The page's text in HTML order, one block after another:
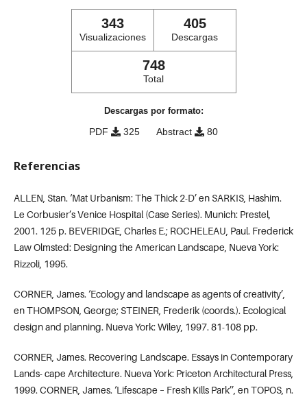
343
Visualizaciones
405
Descargas
748
Total
Descargas por formato:
PDF 325 Abstract 80
Referencias
ALLEN, Stan. ‘Mat Urbanism: The Thick 2-D’ en SARKIS, Hashim.
Le Corbusier’s Venice Hospital (Case Series). Munich: Prestel,
2001. 125 p. BEVERIDGE, Charles E.; ROCHELEAU, Paul. Frederick
Law Olmsted: Designing the American Landscape, Nueva York:
Rizzoli, 1995.
CORNER, James. ‘Ecology and landscape as agents of creativity’,
en THOMPSON, George; STEINER, Frederik (coords.). Ecological
design and planning. Nueva York: Wiley, 1997. 81-108 pp.
CORNER, James. Recovering Landscape. Essays in Contemporary
Lands- cape Architecture. Nueva York: Priceton Architectural Press,
1999. CORNER, James. ‘Lifescape – Fresh Kills Park’’, en TOPOS, n.